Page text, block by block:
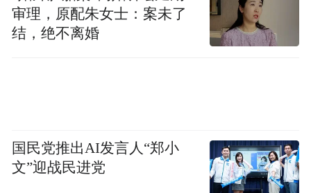
审理，原配朱女士：案未了
结，绝不离婚
国民党推出AI发言人“郑小
文”迎战民进党